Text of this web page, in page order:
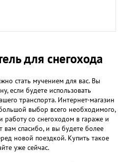
для снегохода
стать мучением для вас. Вы
если будете использовать
транспорта. Интернет-магазин
выбор всего необходимого,
работу со снегоходом в гараже и
вам спасибо, и вы будете более
новой поездкой. Купить такое
уже сейчас.